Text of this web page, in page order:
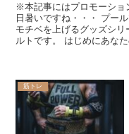
※本記事にはプロモーショ
日暑いですね・・・ プー
モチベを上げるグッズシ
ルトです。 はじめにあなた
筋トレ